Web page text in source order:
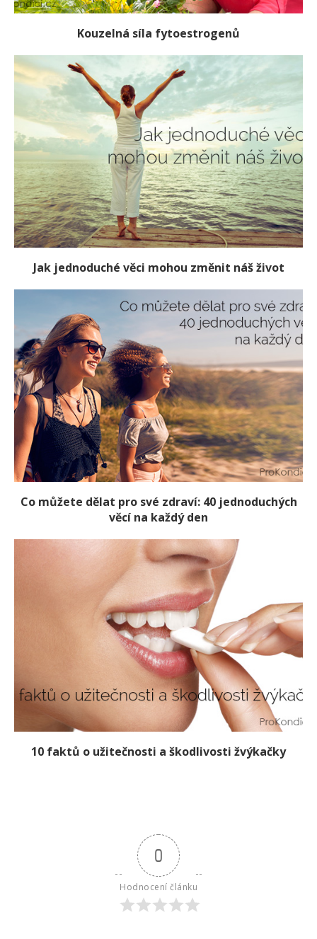
Kouzelná síla fytoestrogenů
Jak jednoduché věci mohou změnit náš život
Co můžete dělat pro své zdraví: 40 jednoduchých
věcí na každý den
10 faktů o užitečnosti a škodlivosti žvýkačky
0
Hodnocení článku